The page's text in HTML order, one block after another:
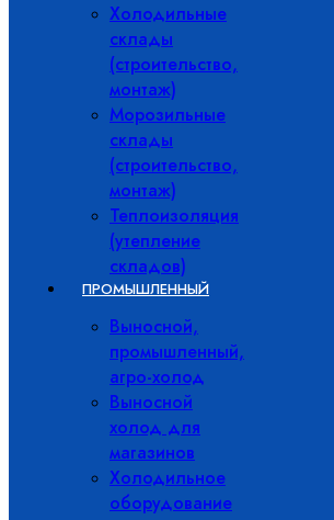
Холодильные
склады
(строительство,
монтаж)
Морозильные
склады
(строительство,
монтаж)
Теплоизоляция
(утепление
складов)
ПРОМЫШЛЕННЫЙ
Выносной,
промышленный,
агро-холод
Выносной
холод для
магазинов
Холодильное
оборудование